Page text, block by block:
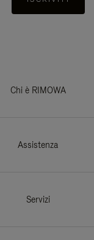
Chi è RIMOWA
Assistenza
Servizi